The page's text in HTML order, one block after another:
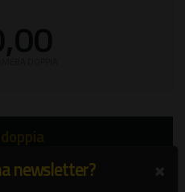
newsletter?